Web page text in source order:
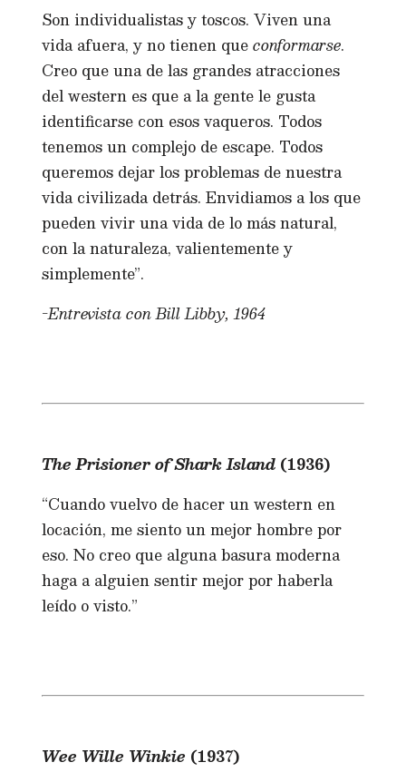
Son individualistas y toscos. Viven una
vida afuera, y no tienen queconformarse.
Creo que una de las grandes atracciones
del western es que a la gente le gusta
identificarse con esos vaqueros. Todos
tenemos un complejo de escape. Todos
queremos dejar los problemas de nuestra
vida civilizada detrás. Envidiamos a los que
pueden vivir una vida de lo más natural,
con la naturaleza, valientemente y
simplemente”.
-Entrevista con Bill Libby, 1964
The Prisioner of Shark Island (1936)
“Cuando vuelvo de hacer un western en
locación, me siento un mejor hombre por
eso. No creo que alguna basura moderna
haga a alguien sentir mejor por haberla
leído o visto.”
Wee Wille Winkie (1937)